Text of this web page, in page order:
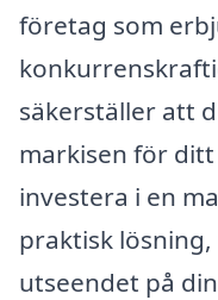
företag som
säkerställer att
markisen för
investera i en
praktisk
utseendet på